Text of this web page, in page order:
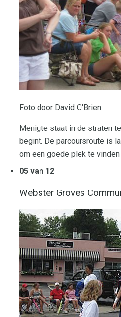
Foto door David O'Brien
Menigte staat in de straten
begint. De parcoursroute is
om een ​​goede plek te
05 van 12
Webster Groves